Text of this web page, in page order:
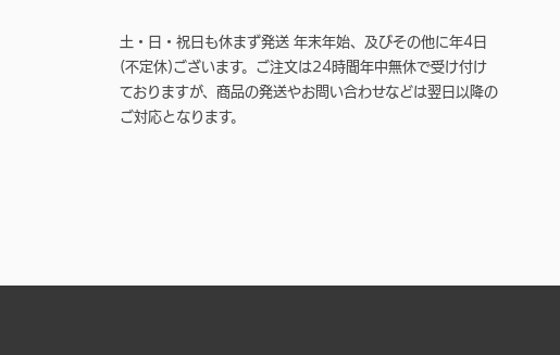
土・日・祝日も休まず発送 年末年始、及びその他に年4日
(不定休)ございます。ご注文は24時間年中無休で受け付け
ておりますが、商品の発送やお問い合わせなどは翌日以降の
ご対応となります。